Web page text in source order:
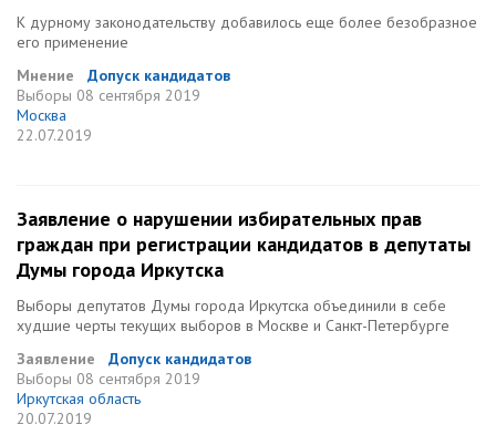
К дурному законодательству добавилось еще более безобразное
его применение
Мнение
Допуск кандидатов
Выборы 08 сентября 2019
Москва
22.07.2019
Заявление о нарушении избирательных прав
граждан при регистрации кандидатов в депутаты
Думы города Иркутска
Выборы депутатов Думы города Иркутска объединили в себе
худшие черты текущих выборов в Москве и Санкт-Петербурге
Заявление
Допуск кандидатов
Выборы 08 сентября 2019
Иркутская область
20.07.2019